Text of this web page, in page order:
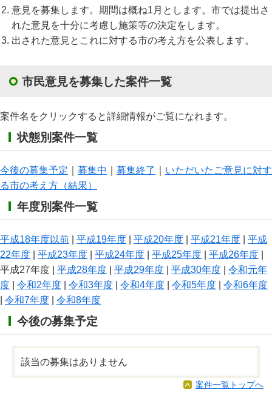
意見を募集します。期間は概ね1月とします。市では提出さ
れた意見を十分に考慮し施策等の決定をします。
出された意見とこれに対する市の考え方を公表します。
市民意見を募集した案件一覧
案件名をクリックすると詳細情報がご覧になれます。
状態別案件一覧
今後の募集予定 募集中 募集終了
いただいたご意見に対す
る市の考え方（結果）
年度別案件一覧
平成18年度以前 平成19年度 平成20年度 平成21年度
平成
22年度
平成23年度 平成24年度 平成25年度 平成26年度
平成27年度 | 平成28年度 平成29年度 平成30年度
令和元年
度
令和2年度 令和3年度 令和4年度 令和5年度
令和6年度
令和7年度 令和8年度
今後の募集予定
該当の募集はありません
案件一覧トップへ